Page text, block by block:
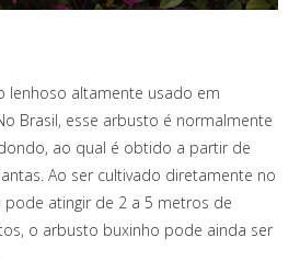
lenhoso altamente usado em
Brasil, esse arbusto é normalmente
ao qual é obtido a partir de
Ao ser cultivado diretamente no
atingir de 2 a 5 metros de
o arbusto buxinho pode ainda ser